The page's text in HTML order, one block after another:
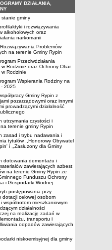
DZIAŁANIA,
stanie gminy
i rozwiązywania
alkoholowych oraz
narkomanii
Problemów
na terenie Gminy Rypin
Przeciwdziałania
w Rodzinie oraz Ochrony Ofiar
w Rodzinie
Wspierania Rodziny na
2025
Gminy Rypin z
pozarządowymi oraz innymi
prowadzącymi działalność
utrzymania czystości i
terenie gminy Rypin
zasad i trybu nadawania i
tytułów ,,Honorowy Obywatel
i ,,Zasłużony dla Gminy
dotowania demontażu i
zawierających azbest
na terenie Gminy Rypin ze
Funduszu Ochrony
i Gospodarki Wodnej
postępowania przy
dotacji celowej osobom
wspólnotom mieszkaniowym
działalności
na realizację zadań w
transportu i
odpadów zawierających
niskoemisyjnej dla gminy